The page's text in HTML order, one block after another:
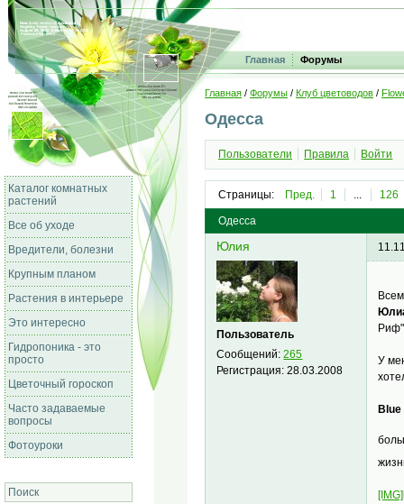
Главная Форумы
Каталог комнатных
растений
Все об уходе
Вредители, болезни
Крупным планом
Растения в интерьере
Это интересно
Гидропоника - это
просто
Цветочный гороскоп
Часто задаваемые
вопросы
Фотоуроки
Поиск
Главная / Форумы / Клуб цветоводов /
Одесса
Пользователи Правила Войти
Страницы: Пред. 1 ... 126
Одесса
Юлия
Пользователь
Сообщений:265
Регистрация:28.03.2008
Риф"
У
Blue